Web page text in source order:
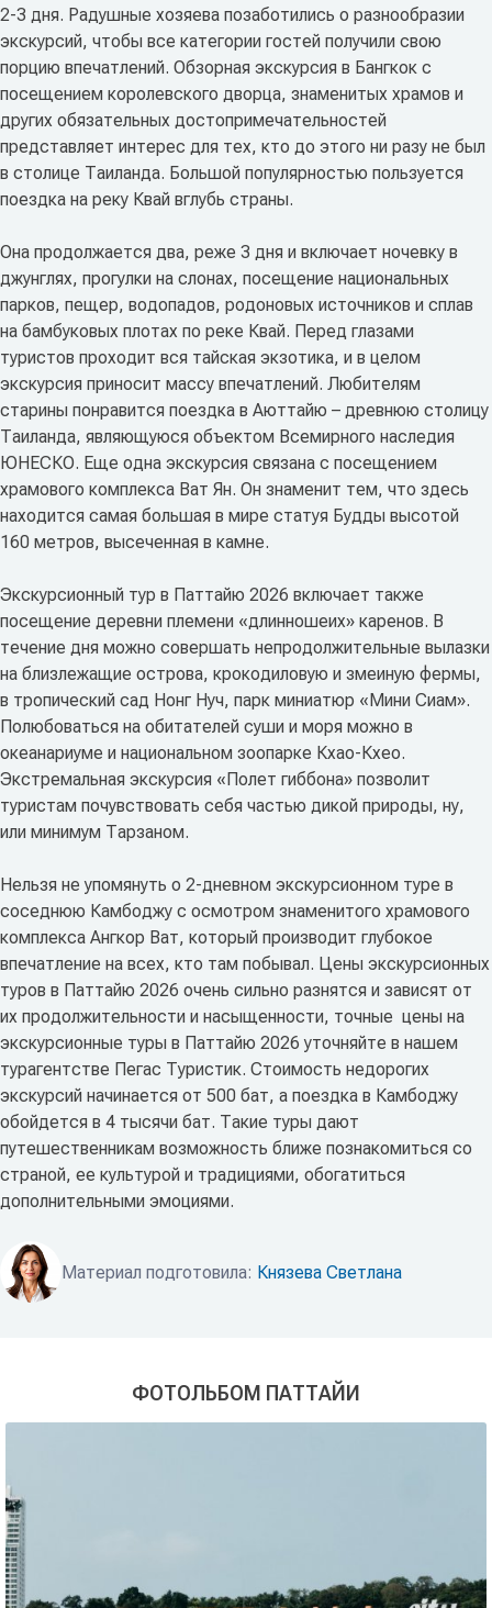
2-3 дня. Радушные хозяева позаботились о разнообразии
экскурсий, чтобы все категории гостей получили свою
порцию впечатлений. Обзорная экскурсия в Бангкок с
посещением королевского дворца, знаменитых храмов и
других обязательных достопримечательностей
представляет интерес для тех, кто до этого ни разу не был
в столице Таиланда. Большой популярностью пользуется
поездка на реку Квай вглубь страны.
Она продолжается два, реже 3 дня и включает ночевку в
джунглях, прогулки на слонах, посещение национальных
парков, пещер, водопадов, родоновых источников и сплав
на бамбуковых плотах по реке Квай. Перед глазами
туристов проходит вся тайская экзотика, и в целом
экскурсия приносит массу впечатлений. Любителям
старины понравится поездка в Аюттайю – древнюю столицу
Таиланда, являющуюся объектом Всемирного наследия
ЮНЕСКО. Еще одна экскурсия связана с посещением
храмового комплекса Ват Ян. Он знаменит тем, что здесь
находится самая большая в мире статуя Будды высотой
160 метров, высеченная в камне.
Экскурсионный тур в Паттайю 2026 включает также
посещение деревни племени «длинношеих» каренов. В
течение дня можно совершать непродолжительные вылазки
на близлежащие острова, крокодиловую и змеиную фермы,
в тропический сад Нонг Нуч, парк миниатюр «Мини Сиам».
Полюбоваться на обитателей суши и моря можно в
океанариуме и национальном зоопарке Кхао-Кхео.
Экстремальная экскурсия «Полет гиббона» позволит
туристам почувствовать себя частью дикой природы, ну,
или минимум Тарзаном.
Нельзя не упомянуть о 2-дневном экскурсионном туре в
соседнюю Камбоджу с осмотром знаменитого храмового
комплекса Ангкор Ват, который производит глубокое
впечатление на всех, кто там побывал. Цены экскурсионных
туров в Паттайю 2026 очень сильно разнятся и зависят от
их продолжительности и насыщенности, точные цены на
экскурсионные туры в Паттайю 2026 уточняйте в нашем
турагентстве Пегас Туристик. Стоимость недорогих
экскурсий начинается от 500 бат, а поездка в Камбоджу
обойдется в 4 тысячи бат. Такие туры дают
путешественникам возможность ближе познакомиться со
страной, ее культурой и традициями, обогатиться
дополнительными эмоциями.
Материал подготовила: Князева Светлана
ФОТОЛЬБОМ ПАТТАЙИ